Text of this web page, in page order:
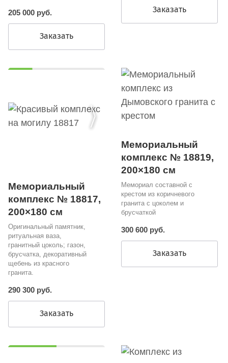
205 000 руб.
Заказать
Заказать
Мемориальный
комплекс № 18817,
200×180 см
Оригинальный памятник,
ритуальная ваза,
гранитный цоколь; газон,
брусчатка, декоративный
щебень из красного
гранита.
290 300 руб.
Заказать
Мемориальный
комплекс № 18819,
200×180 см
Мемориал составной с
крестом из коричневого
гранита с цоколем и
брусчаткой
300 600 руб.
Заказать